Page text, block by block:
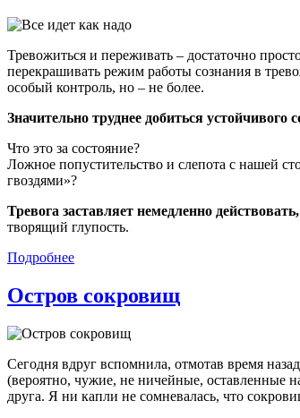
Тревожиться и переживать – достаточно
перекрашивать режим работы сознания в
особый контроль, но – не более.
Значительно труднее добиться устойчивого
Что это за состояние?
Ложное попустительство и слепота с нашей
гвоздями»?
Тревога заставляет немедленно
творящий глупость.
Подробнее
Остров сокровищ
Сегодня вдруг вспомнила, отмотав время
(вероятно, чужие, не ничейные, оставленные
друга. Я ни капли не сомневалась, что